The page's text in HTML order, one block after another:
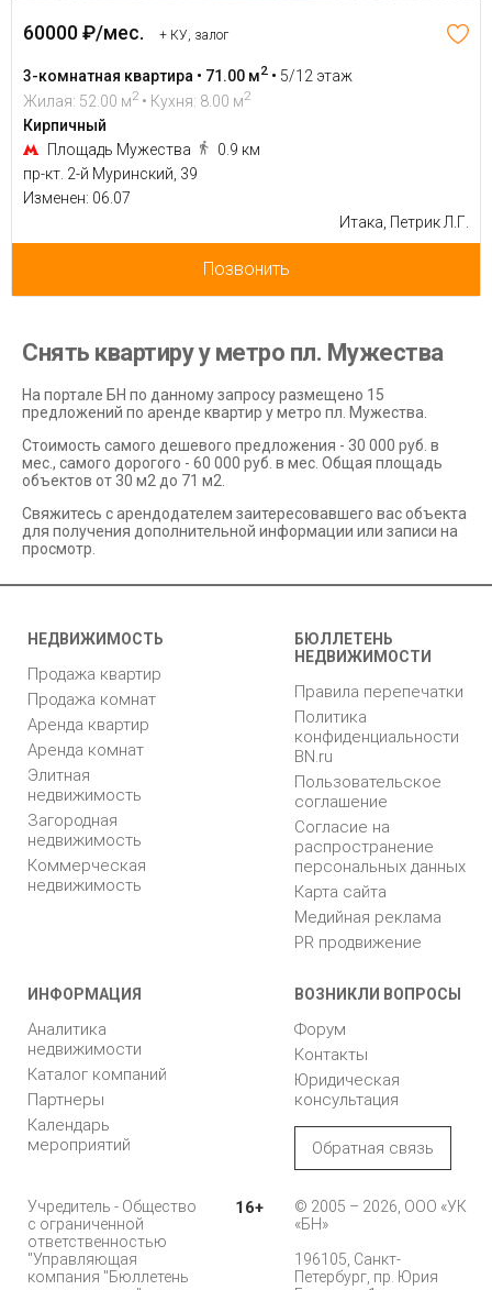
60000 ₽/мес. + КУ, залог
3-комнатная квартира • 71.00 м2 • 5/12 этаж
Жилая: 52.00 м2 • Кухня: 8.00 м2
Кирпичный
Площадь Мужества
0.9 км
пр-кт. 2-й Муринский, 39
Изменен: 06.07
Итака, Петрик Л.Г.
Позвонить
Снять квартиру у метро пл. Мужества
На портале БН по данному запросу размещено 15
предложений по аренде квартир у метро пл. Мужества.
Стоимость самого дешевого предложения - 30 000 руб. в
мес., самого дорогого - 60 000 руб. в мес. Общая площадь
объектов от 30 м2 до 71 м2.
Свяжитесь с арендодателем заитересовавшего вас объекта
для получения дополнительной информации или записи на
просмотр.
НЕДВИЖИМОСТЬ
Продажа квартир
Продажа комнат
Аренда квартир
Аренда комнат
Элитная
недвижимость
Загородная
недвижимость
Коммерческая
недвижимость
БЮЛЛЕТЕНЬ
НЕДВИЖИМОСТИ
Правила перепечатки
Политика
конфиденциальности
BN.ru
Пользовательское
соглашение
Согласие на
распространение
персональных данных
Карта сайта
Медийная реклама
PR продвижение
ИНФОРМАЦИЯ
Аналитика
недвижимости
Каталог компаний
Партнеры
Календарь
мероприятий
ВОЗНИКЛИ ВОПРОСЫ
Форум
Контакты
Юридическая
консультация
Обратная связь
Учредитель - Общество
с ограниченной
ответственностью
"Управляющая
компания "Бюллетень
16+
© 2005 – 2026, ООО «УК
«БН»
196105, Санкт-
Петербург, пр. Юрия